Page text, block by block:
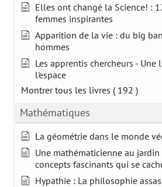
Elles ont changé la Science! :
femmes inspirantes
Apparition de la vie : du big
hommes
Les apprentis chercheurs - Une
l'espace
Montrer tous les livres ( 192 )
Mathématiques
La géométrie dans le monde
Une mathématicienne au
concepts fascinants qui se
Hypathie : La philosophie